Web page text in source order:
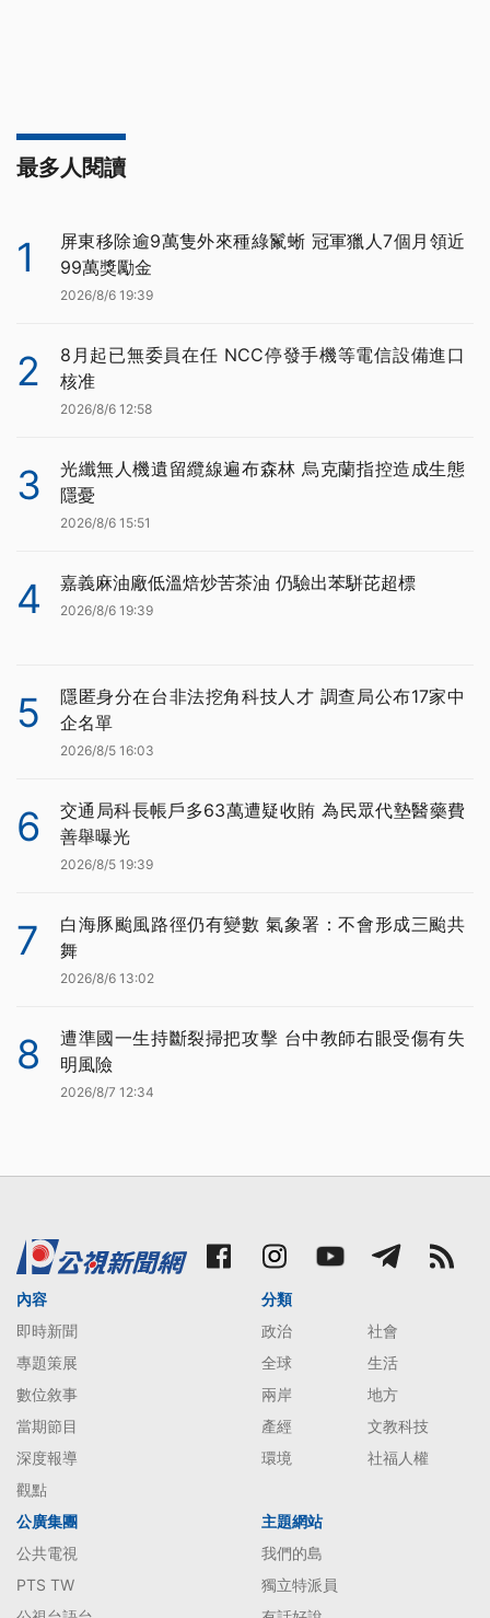
最多人閱讀
1
屏東移除逾9萬隻外來種綠鬣蜥 冠軍獵人7個月領近
99萬獎勵金
2026/8/6 19:39
2
8月起已無委員在任 NCC停發手機等電信設備進口
核准
2026/8/6 12:58
3
光纖無人機遺留纜線遍布森林 烏克蘭指控造成生態
隱憂
2026/8/6 15:51
4 嘉義麻油廠低溫焙炒苦茶油 仍驗出苯駢芘超標
2026/8/6 19:39
5
隱匿身分在台非法挖角科技人才 調查局公布17家中
企名單
2026/8/5 16:03
6
交通局科長帳戶多63萬遭疑收賄 為民眾代墊醫藥費
善舉曝光
2026/8/5 19:39
7
白海豚颱風路徑仍有變數 氣象署：不會形成三颱共
舞
2026/8/6 13:02
8
遭準國一生持斷裂掃把攻擊 台中教師右眼受傷有失
明風險
2026/8/7 12:34
內容
即時新聞
專題策展
數位敘事
當期節目
深度報導
觀點
分類
政治
社會
全球
生活
兩岸
地方
產經
文教科技
環境
社福人權
公廣集團
公共電視
PTS TW
主題網站
我們的島
獨立特派員